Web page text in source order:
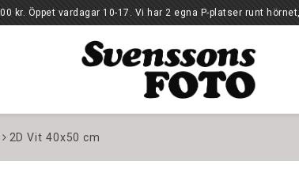
Vi har 2 egna P-platser runt hörnet,
2D Vit 40x50 cm